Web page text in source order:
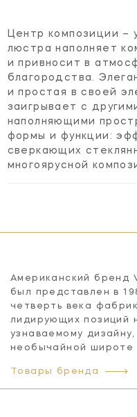
Центр композиции –
люстра наполняет
и привносит в
благородства.
и простая в своей
заигрывает с
наполняющими
формы и функции:
сверкающих
многоярусной
Американский бренд
был представлен в
четверть века
лидирующих позиций
узнаваемому
необычайной широте
Товары бренда